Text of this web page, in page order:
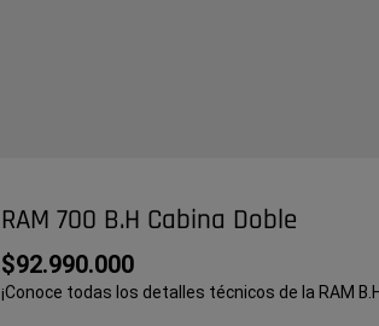
RAM 700 B.H Cabina Doble
$92.990.000
¡Conoce todas los detalles técnicos de la RAM